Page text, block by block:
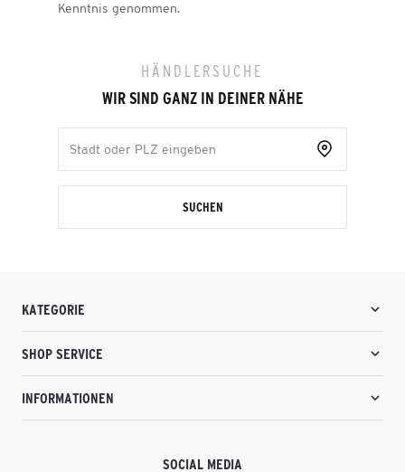
Kenntnis genommen.
HÄNDLERSUCHE
WIR SIND GANZ IN DEINER NÄHE
SUCHEN
KATEGORIE
SHOP SERVICE
INFORMATIONEN
SOCIAL MEDIA